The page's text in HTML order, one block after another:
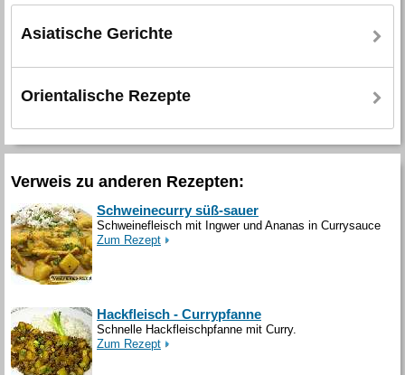
Asiatische Gerichte
Orientalische Rezepte
Verweis zu anderen Rezepten:
Schweinecurry süß-sauer
Schweinefleisch mit Ingwer und Ananas in Currysauce
Zum Rezept
Hackfleisch - Currypfanne
Schnelle Hackfleischpfanne mit Curry.
Zum Rezept